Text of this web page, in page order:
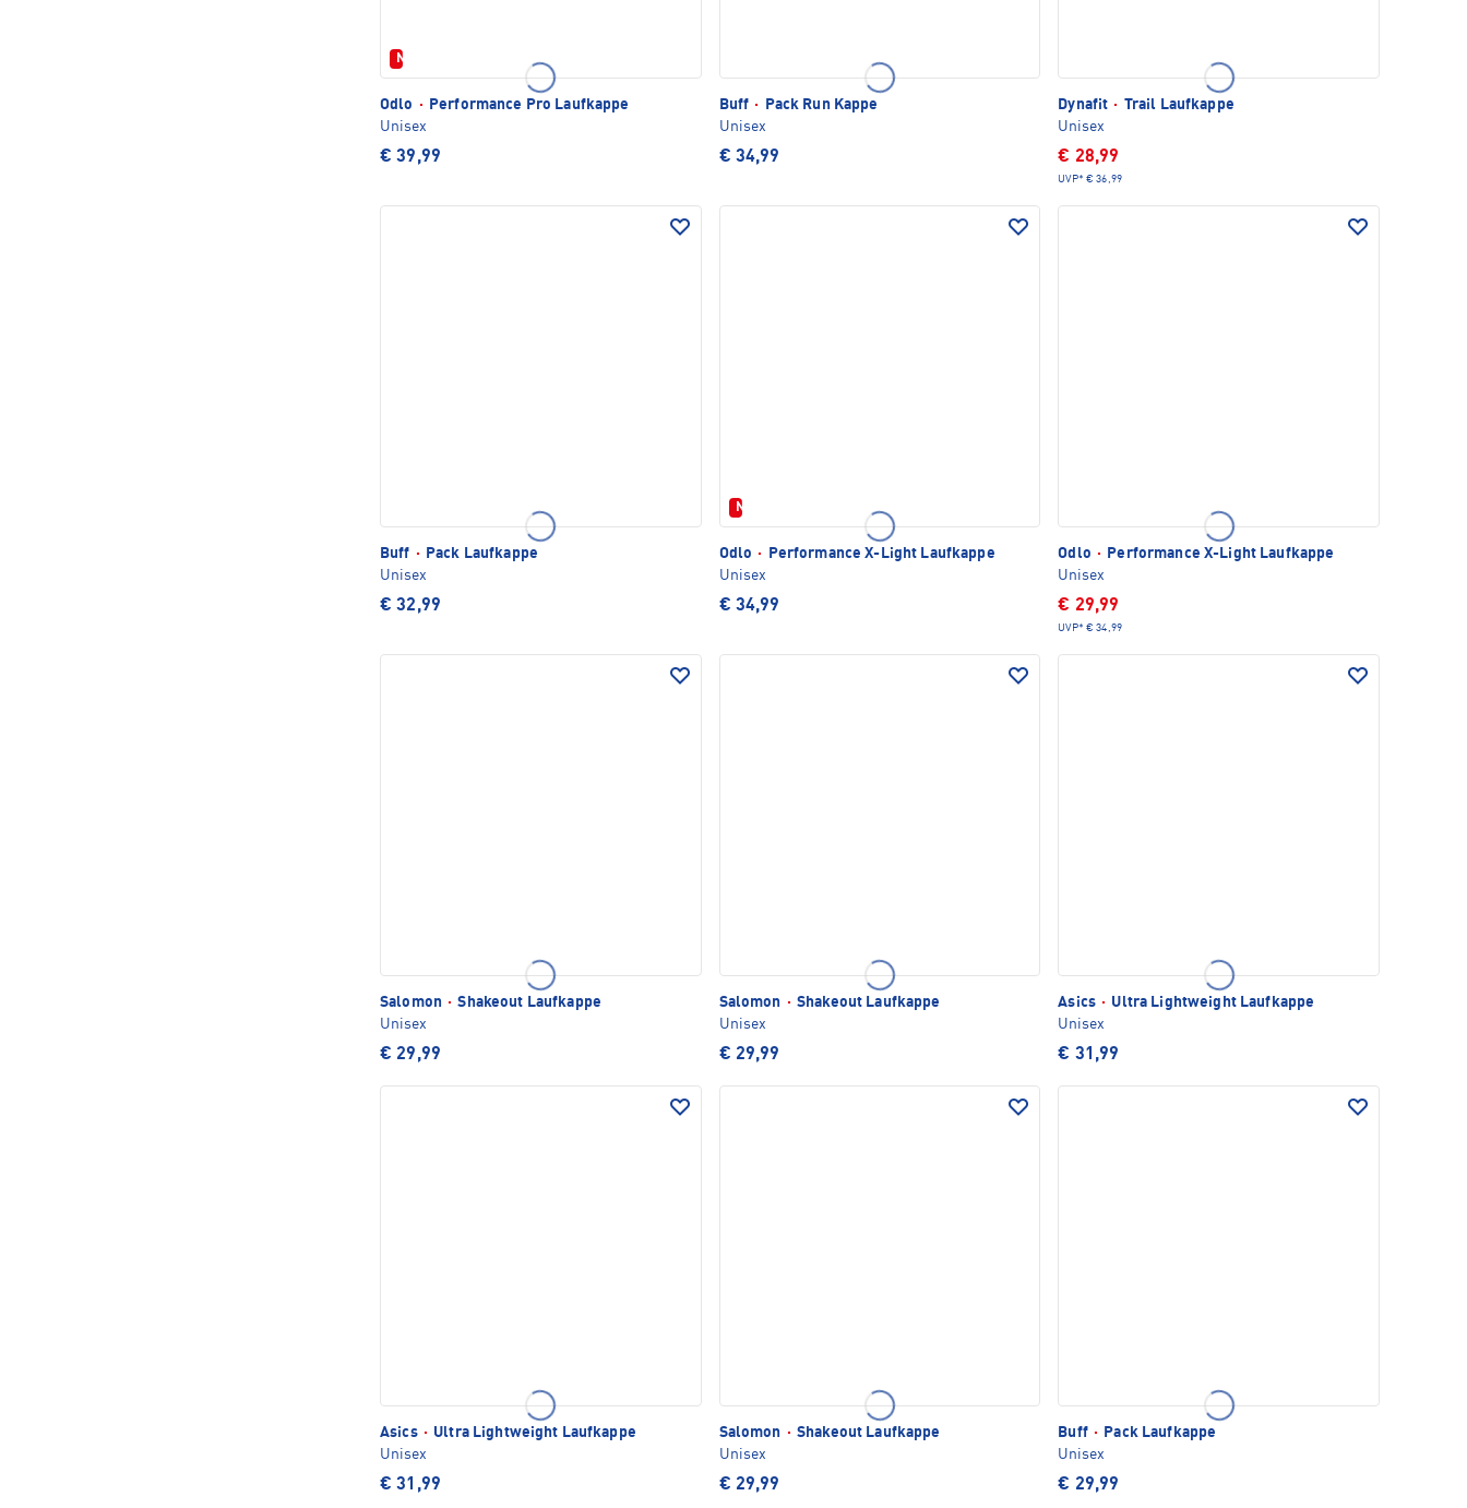
Neu
Odlo ·
Performance Pro Laufkappe
Unisex
€ 39,99
Buff ·
Pack Run Kappe
Unisex
€ 34,99
Dynafit · Trail Laufkappe
Unisex
€ 28,99
UVP* € 36,99
Buff ·
Pack Laufkappe
Unisex
€ 32,99
Neu
Odlo ·
Performance X-Light Laufkappe
Unisex
€ 34,99
Odlo ·
Performance X-Light Laufkappe
Unisex
€ 29,99
UVP* € 34,99
Salomon · Shakeout Laufkappe
Unisex
€ 29,99
Salomon · Shakeout Laufkappe
Unisex
€ 29,99
Asics · Ultra Lightweight Laufkappe
Unisex
€ 31,99
Asics · Ultra Lightweight Laufkappe
Unisex
€ 31,99
Salomon · Shakeout Laufkappe
Unisex
€ 29,99
Buff ·
Pack Laufkappe
Unisex
€ 29,99